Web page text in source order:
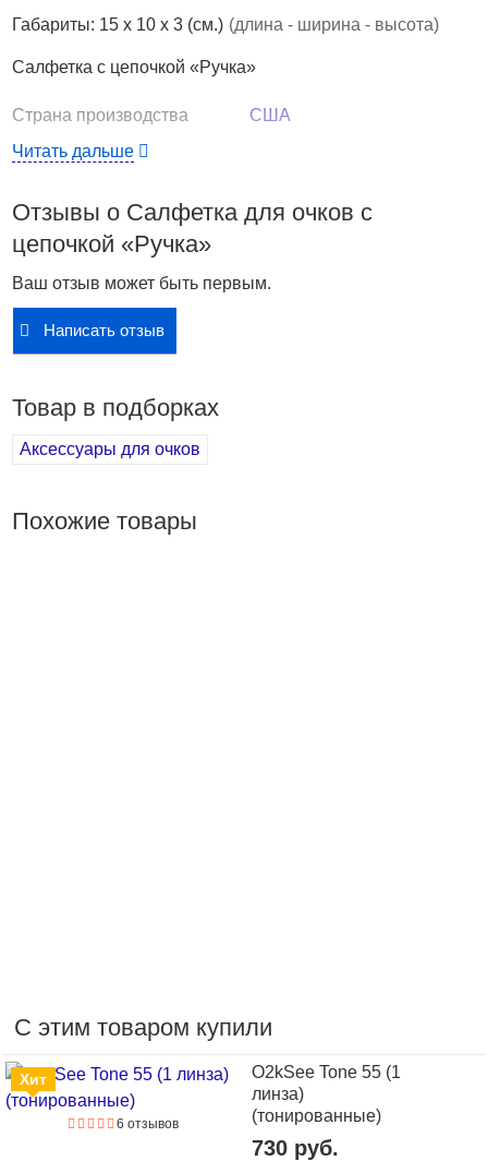
Габариты: 15 x 10 x 3 (см.) (длина - ширина - высота)
Салфетка с цепочкой «Ручка»
Страна производства
США
Салфетка с цепочкой «Ручка»
«Ручка»
Вы можете купить Салфетка для очков с цепочкой
цене 110 руб.
Салфетка для очков с цепочкой «Ручка», описание,
фото о товаре.
Читать дальше
Отзывы о Салфетка для очков с
цепочкой «Ручка»
Ваш отзыв может быть первым.
Написать отзыв
Товар в подборках
Аксессуары для очков
Похожие товары
С этим товаром купили
6 отзывов
Хит
O2kSee Tone 55 (1
линза)
(тонированные)
730 руб.